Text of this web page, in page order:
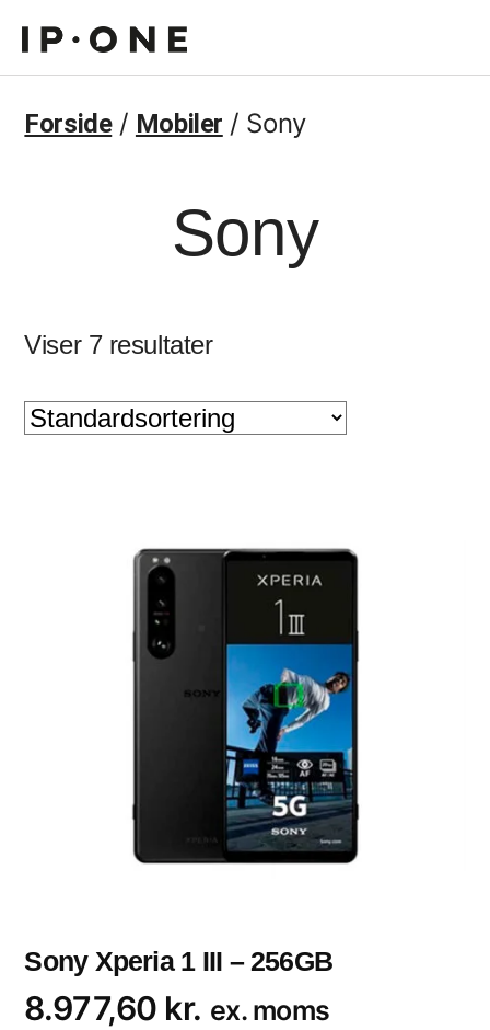
Forside/ Mobiler / Sony
Sony
Viser 7 resultater
Sony Xperia 1 III – 256GB
8.977,60 kr. ex. moms